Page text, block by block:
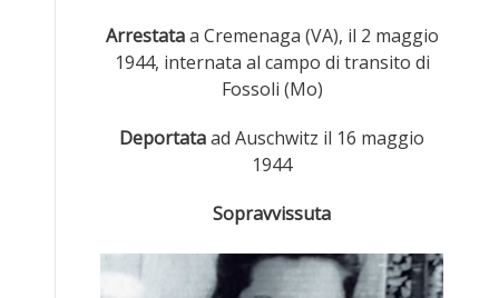
Arrestataa Cremenaga (VA), il 2 maggio
1944, internata al campo di transito di
Fossoli (Mo)
Deportataad Auschwitz il 16 maggio
1944
Sopravvissuta